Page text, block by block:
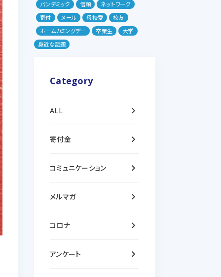
パンデミック
信頼
ネットワーク
寄付
メール 母校愛
校友
ホームカミングデー
卒業生
大学
身近な話題
Category
ALL keyboard_arrow_right
寄付金 keyboard_arrow_right
コミュニケーション keyboard_arrow_right
メルマガ keyboard_arrow_right
コロナ keyboard_arrow_right
アンケート keyboard_arrow_right